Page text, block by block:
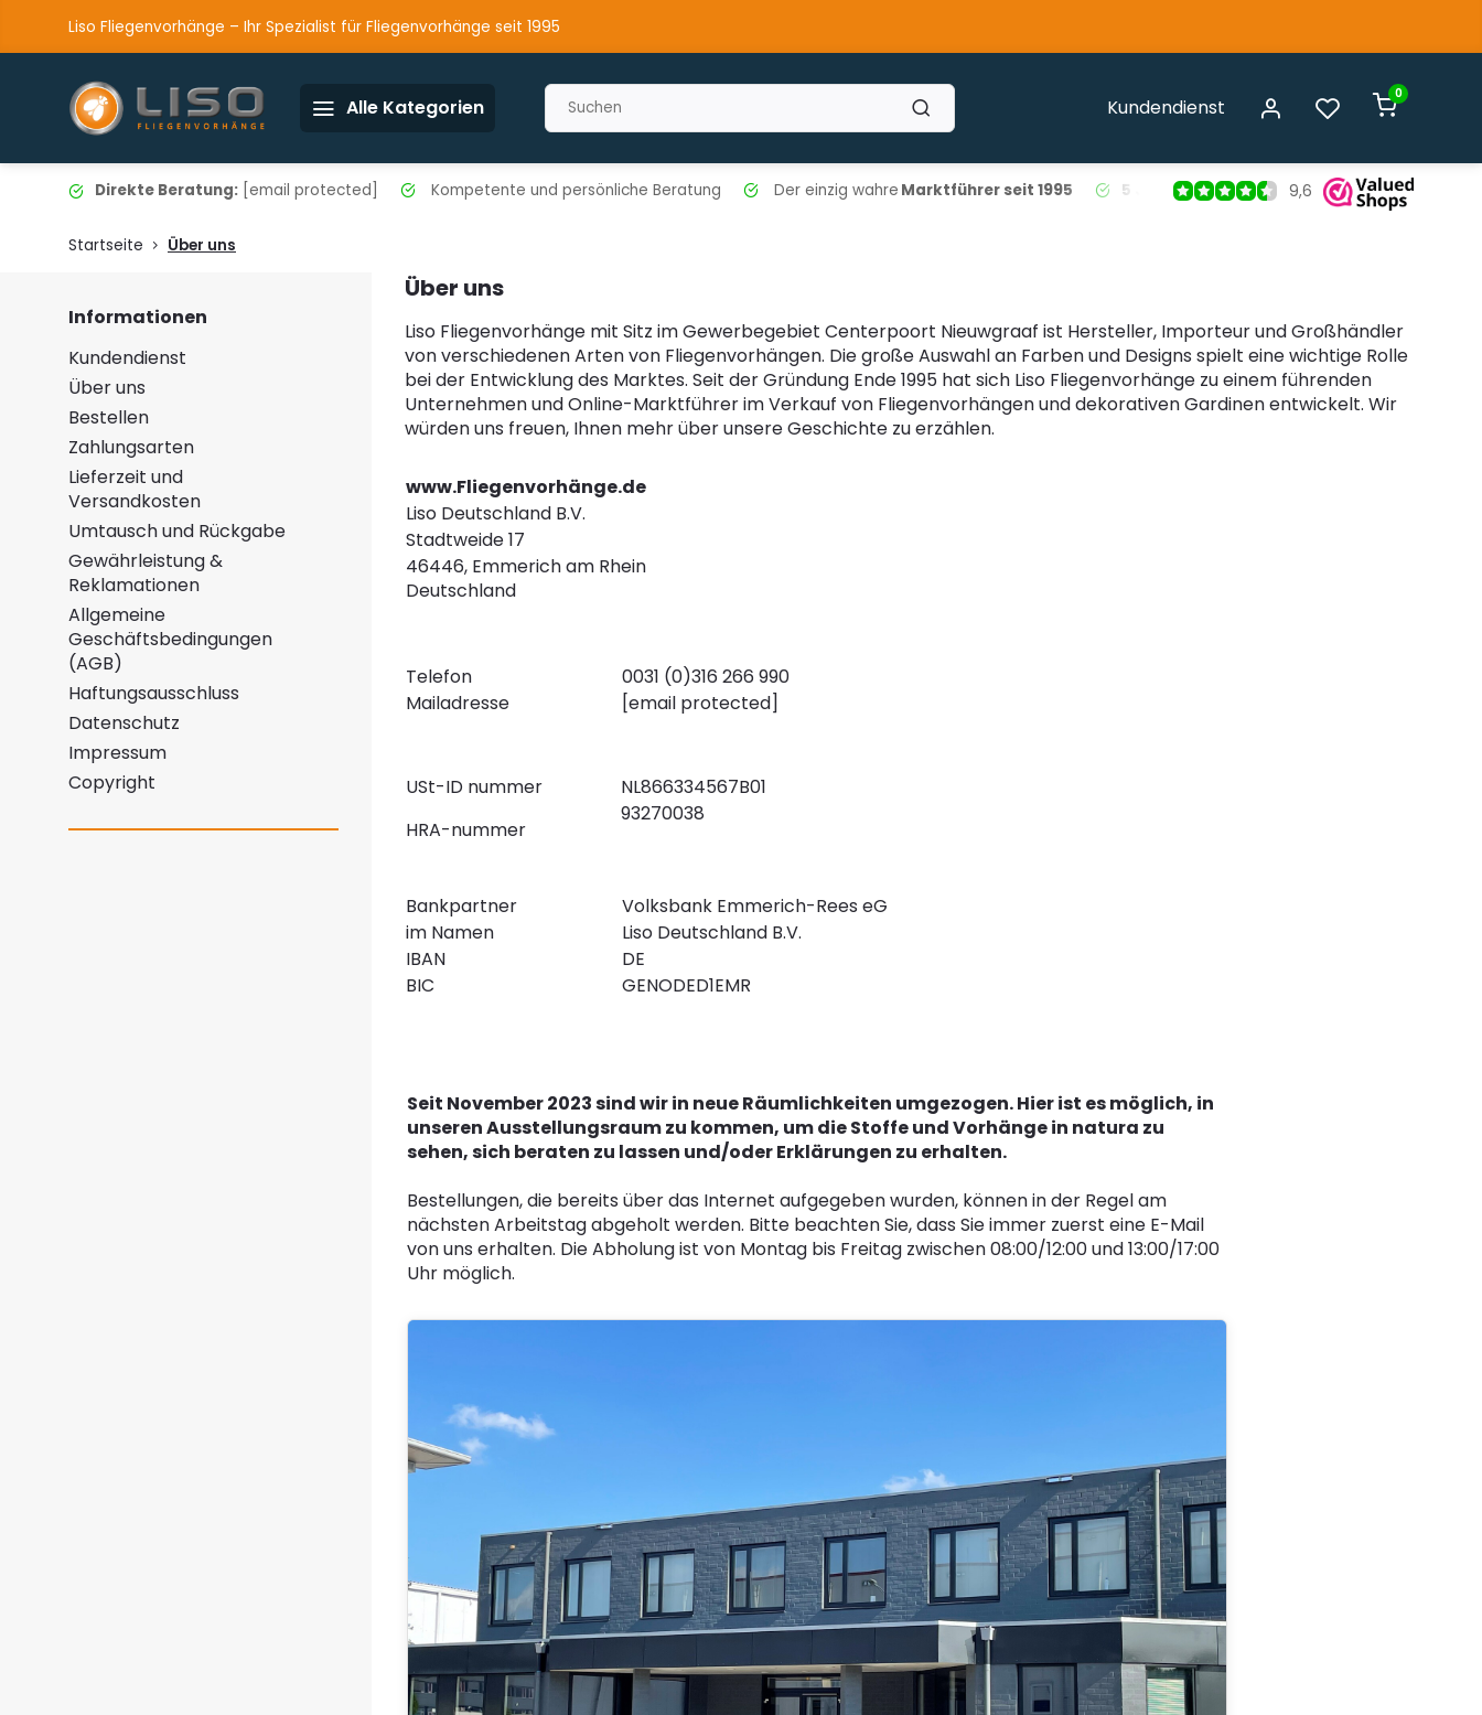
Liso Fliegenvorhänge – Ihr Spezialist für Fliegenvorhänge seit 1995
Alle Kategorien Kundendienst
0
Direkte Beratung: [email protected] Kompetente und persönliche Beratung Der einzig wahre Marktführer seit 1995 5 Jahre Garantieauf alle Liso®
9,6
Startseite Über uns
Informationen
Kundendienst
Über uns
Bestellen
Zahlungsarten
Lieferzeit und
Versandkosten
Umtausch und Rückgabe
Gewährleistung &
Reklamationen
Allgemeine
Geschäftsbedingungen
(AGB)
Haftungsausschluss
Datenschutz
Impressum
Copyright
Über uns
Liso Fliegenvorhänge mit Sitz im Gewerbegebiet Centerpoort Nieuwgraaf ist Hersteller, Importeur und Großhändler
von verschiedenen Arten von Fliegenvorhängen. Die große Auswahl an Farben und Designs spielt eine wichtige Rolle
bei der Entwicklung des Marktes. Seit der Gründung Ende 1995 hat sich Liso Fliegenvorhänge zu einem führenden
Unternehmen und Online-Marktführer im Verkauf von Fliegenvorhängen und dekorativen Gardinen entwickelt. Wir
würden uns freuen, Ihnen mehr über unsere Geschichte zu erzählen.
www.Fliegenvorhänge.de
Liso Deutschland B.V.
Stadtweide 17
46446, Emmerich am Rhein
Deutschland
Telefon
0031 (0)316 266 990
Mailadresse
[email protected]
USt-ID nummer
NL866334567B01
HRA-nummer
93270038
Bankpartner
Volksbank Emmerich-Rees eG
im Namen
Liso Deutschland B.V.
IBAN
DE
BIC
GENODED1EMR
Seit November 2023 sind wir in neue Räumlichkeiten umgezogen. Hier ist es möglich, in
unseren Ausstellungsraum zu kommen, um die Stoffe und Vorhänge in natura zu
sehen, sich beraten zu lassen und/oder Erklärungen zu erhalten.
Bestellungen, die bereits über das Internet aufgegeben wurden, können in der Regel am
nächsten Arbeitstag abgeholt werden. Bitte beachten Sie, dass Sie immer zuerst eine E-Mail
von uns erhalten. Die Abholung ist von Montag bis Freitag zwischen 08:00/12:00 und 13:00/17:00
Uhr möglich.